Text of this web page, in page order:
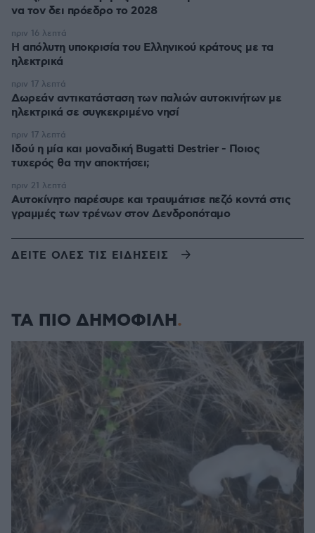
να τον δει πρόεδρο το 2028
Η απόλυτη υποκρισία του Ελληνικού κράτους με τα
ηλεκτρικά
πριν 16 λεπτά
Δωρεάν αντικατάσταση των παλιών αυτοκινήτων με
ηλεκτρικά σε συγκεκριμένο νησί
πριν 17 λεπτά
Ιδού η μία και μοναδική Bugatti Destrier - Ποιος
τυχερός θα την αποκτήσει;
πριν 17 λεπτά
Αυτοκίνητο παρέσυρε και τραυμάτισε πεζό κοντά στις
γραμμές των τρένων στον Δενδροπόταμο
πριν 21 λεπτά
ΔΕΙΤΕ ΟΛΕΣ ΤΙΣ ΕΙΔΗΣΕΙΣ
ΤΑ ΠΙΟ ΔΗΜΟΦΙΛΗ